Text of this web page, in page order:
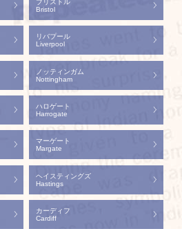
ブリストル
Bristol
リバプール
Liverpool
ノッティンガム
Nottingham
ハロゲート
Harrogate
マーゲート
Margate
ヘイスティングズ
Hastings
カーディフ
Cardiff